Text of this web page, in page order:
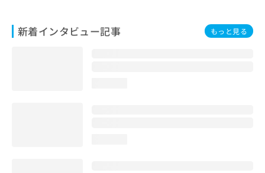
新着インタビュー記事 もっと見る